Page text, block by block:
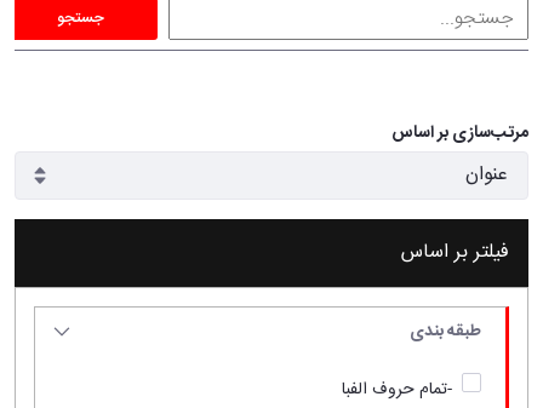
جستجو
مرتب‌سازی بر اساس
فیلتر بر اساس
طبقه بندی
-تمام حروف الفبا